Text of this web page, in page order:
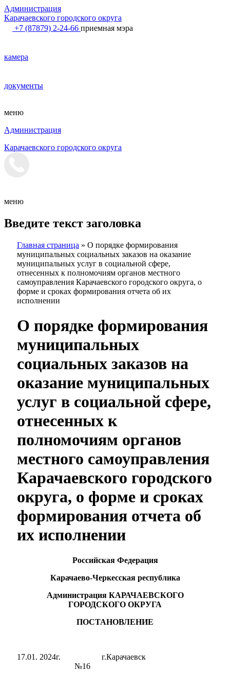
Администрация
Карачаевского городского округа
+7 (87879) 2-24-66 приемная мэра
камера
документы
меню
Администрация
Карачаевского городского округа
меню
Введите текст заголовка
Главная страница » О порядке формирования
муниципальных социальных заказов на оказание
муниципальных услуг в социальной сфере,
отнесенных к полномочиям органов местного
самоуправления Карачаевского городского округа, о
форме и сроках формирования отчета об их
исполнении
О порядке формирования
муниципальных
социальных заказов на
оказание муниципальных
услуг в социальной сфере,
отнесенных к
полномочиям органов
местного самоуправления
Карачаевского городского
округа, о форме и сроках
формирования отчета об
их исполнении
Российская Федерация
Карачаево-Черкесская республика
Администрация КАРАЧАЕВСКОГО
ГОРОДСКОГО ОКРУГА
ПОСТАНОВЛЕНИЕ
17.01. 2024г. г.Карачаевск
№16